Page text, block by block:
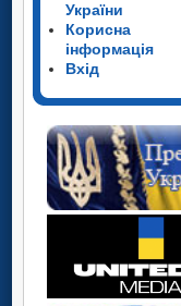
України
Корисна
інформація
Вхід